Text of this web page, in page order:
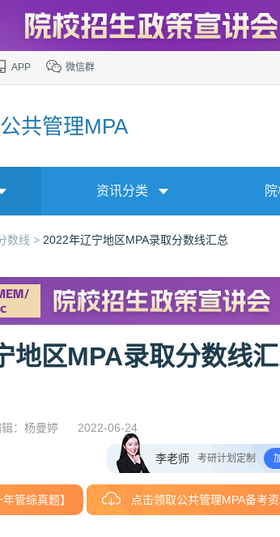
APP 微信群
公共管理MPA
资讯分类
数线 > 2022年辽宁地区MPA录取分数线汇总
地区MPA录取分数线
：杨曼婷 2022-06-24
李老师 考研计划定制
管综真题】 点击领取公共管理MPA备考